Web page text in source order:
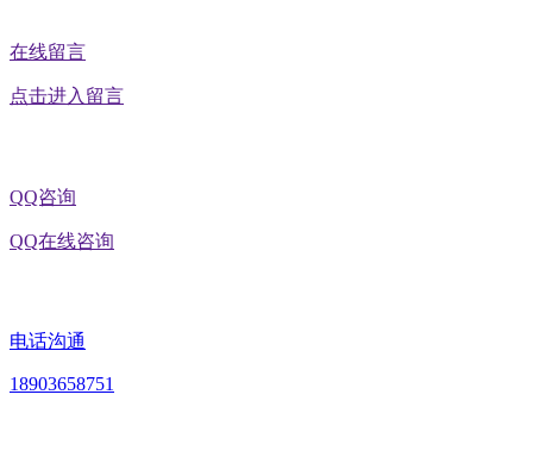
在线留言
点击进入留言
QQ咨询
QQ在线咨询
电话沟通
18903658751